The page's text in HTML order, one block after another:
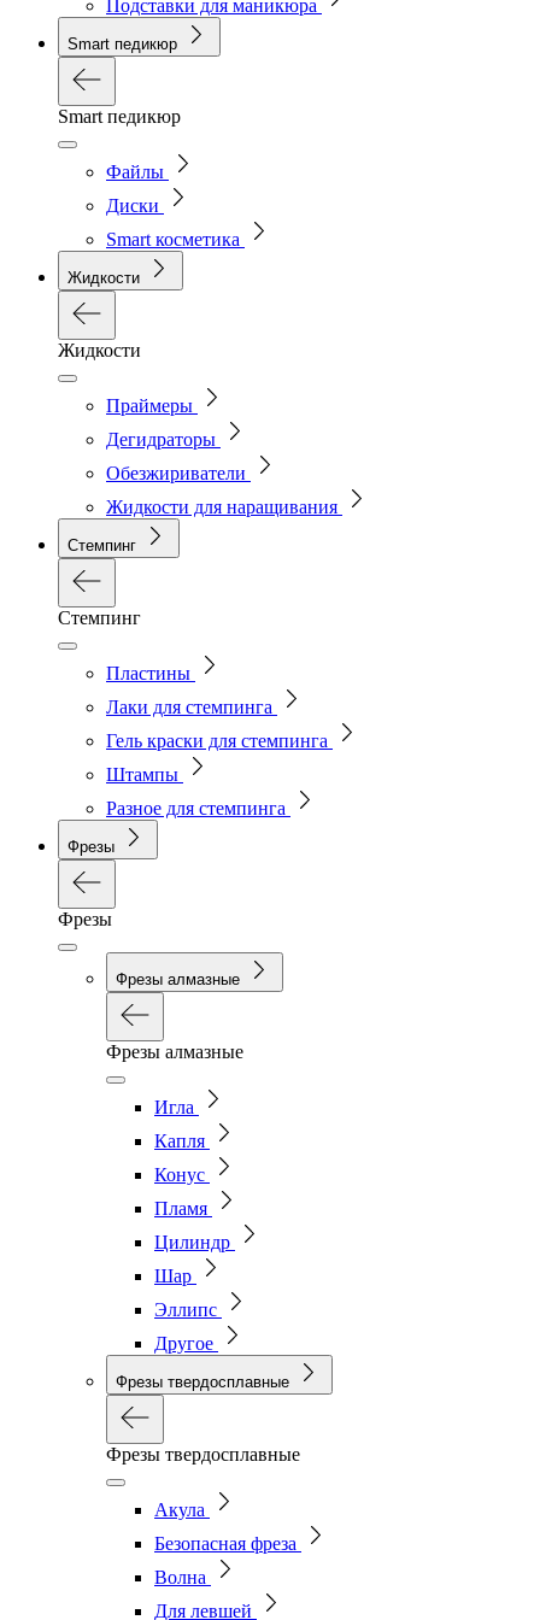
Подставки для маникюра
Smart педикюр
Smart педикюр
Файлы
Диски
Smart косметика
Жидкости
Жидкости
Праймеры
Дегидраторы
Обезжириватели
Жидкости для наращивания
Стемпинг
Стемпинг
Пластины
Лаки для стемпинга
Гель краски для стемпинга
Штампы
Разное для стемпинга
Фрезы
Фрезы
Фрезы алмазные
Фрезы алмазные
Игла
Капля
Конус
Пламя
Цилиндр
Шар
Эллипс
Другое
Фрезы твердосплавные
Фрезы твердосплавные
Акула
Безопасная фреза
Волна
Для левшей